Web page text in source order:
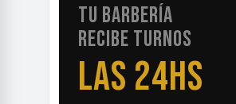
TU BARBERÍA
RECIBE TURNOS
LAS 24HS